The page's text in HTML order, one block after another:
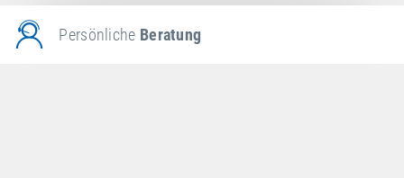
Persönliche Beratung